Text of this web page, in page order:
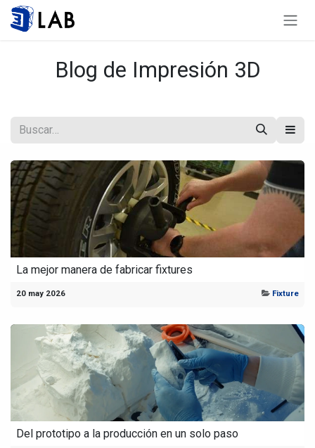
Ir al contenido
Blog de Impresión 3D
La mejor manera de fabricar fixtures
20 may 2026 Fixture
Del prototipo a la producción en un solo paso